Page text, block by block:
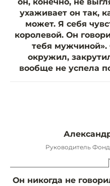
ухаживает он так,
может. Я себя
королевой. Он
тебя мужчиной».
окружил,
вообще не успела
Руководитель
Он никогда не